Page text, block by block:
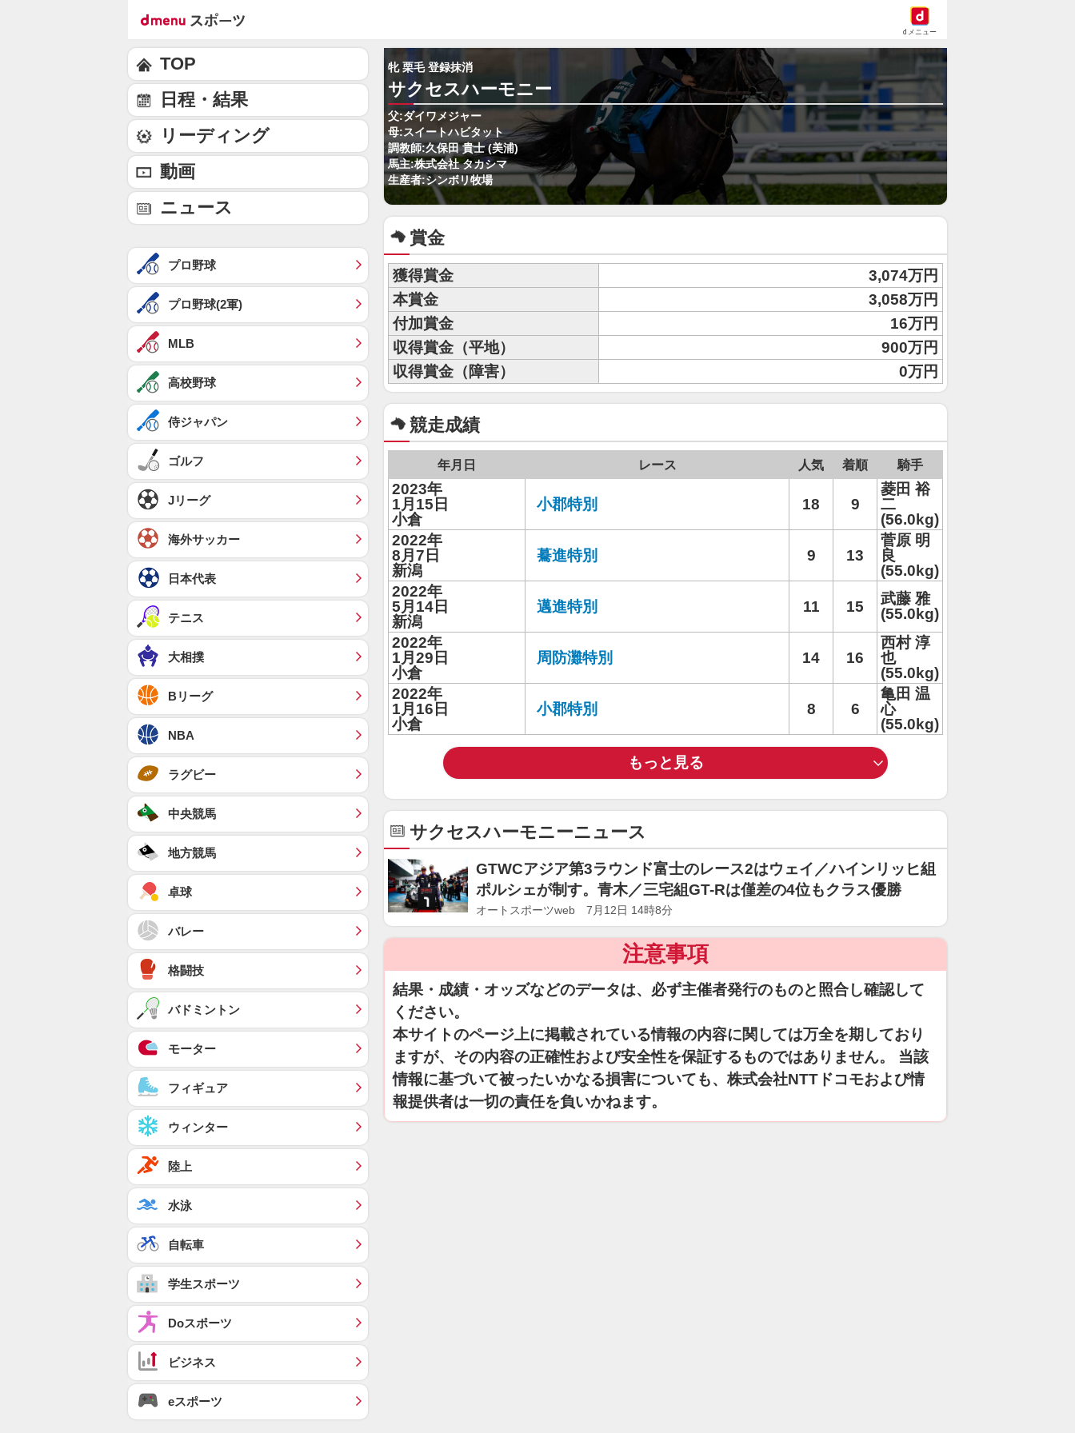
dメニュー
牝 栗毛 登録抹消
サクセスハーモニー
父:ダイワメジャー
母:スイートハビタット
調教師:久保田 貴士 (美浦)
馬主:株式会社 タカシマ
生産者:シンボリ牧場
賞金
獲得賞金
3,074万円
本賞金
3,058万円
付加賞金
16万円
収得賞金（平地）
900万円
収得賞金（障害）
0万円
競走成績
年月日 レース 人気 着順 騎手
2023年
1月15日
小倉
小郡特別 18 9
菱田 裕
二
(56.0kg)
2022年
8月7日
新潟
驀進特別 9 13
菅原 明
良
(55.0kg)
2022年
5月14日
新潟
邁進特別 11 15
武藤 雅
(55.0kg)
2022年
1月29日
小倉
周防灘特別 14 16
西村 淳
也
(55.0kg)
2022年
1月16日
小倉
小郡特別 8 6
亀田 温
心
(55.0kg)
もっと見る
サクセスハーモニーニュース
GTWCアジア第3ラウンド富士のレース2はウェイ／ハインリッヒ組
ポルシェが制す。青木／三宅組GT-Rは僅差の4位もクラス優勝
オートスポーツweb 7月12日 14時8分
注意事項
結果・成績・オッズなどのデータは、必ず主催者発行のものと照合し確認して
ください。
本サイトのページ上に掲載されている情報の内容に関しては万全を期しており
ますが、その内容の正確性および安全性を保証するものではありません。 当該
情報に基づいて被ったいかなる損害についても、株式会社NTTドコモおよび情
報提供者は一切の責任を負いかねます。
TOP
日程・結果
リーディング
動画
ニュース
プロ野球
プロ野球(2軍)
MLB
高校野球
侍ジャパン
ゴルフ
Jリーグ
海外サッカー
日本代表
テニス
大相撲
Bリーグ
NBA
ラグビー
中央競馬
地方競馬
卓球
バレー
格闘技
バドミントン
モーター
フィギュア
ウィンター
陸上
水泳
自転車
学生スポーツ
Doスポーツ
ビジネス
eスポーツ